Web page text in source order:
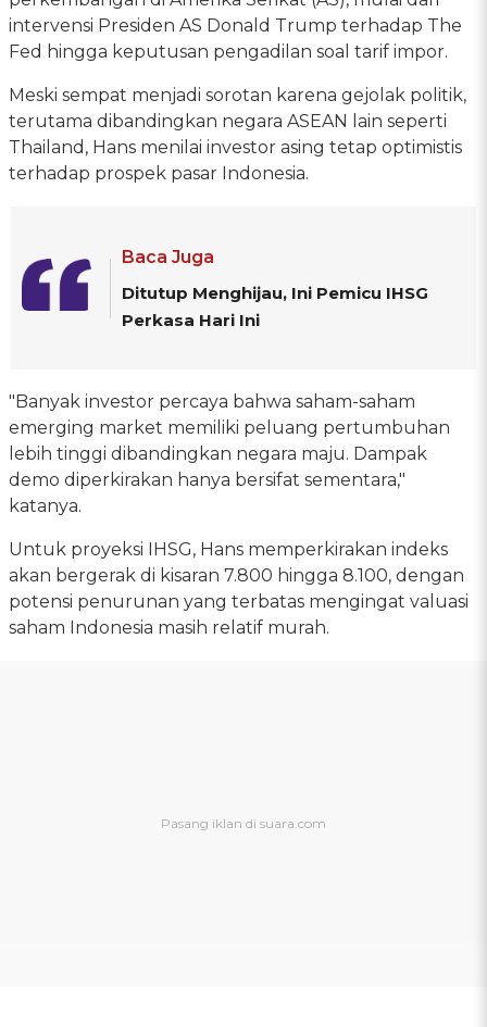
intervensi Presiden AS Donald Trump terhadap The
Fed hingga keputusan pengadilan soal tarif impor.
Meski sempat menjadi sorotan karena gejolak politik,
terutama dibandingkan negara ASEAN lain seperti
Thailand, Hans menilai investor asing tetap optimistis
terhadap prospek pasar Indonesia.
Baca Juga
Ditutup Menghijau, Ini Pemicu IHSG
Perkasa Hari Ini
"Banyak investor percaya bahwa saham-saham
emerging market memiliki peluang pertumbuhan
lebih tinggi dibandingkan negara maju. Dampak
demo diperkirakan hanya bersifat sementara,"
katanya.
Untuk proyeksi IHSG, Hans memperkirakan indeks
akan bergerak di kisaran 7.800 hingga 8.100, dengan
potensi penurunan yang terbatas mengingat valuasi
saham Indonesia masih relatif murah.